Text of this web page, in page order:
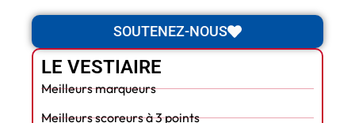
SOUTENEZ-NOUS
LE VESTIAIRE
Meilleurs marqueurs
Meilleurs scoreurs à 3 points